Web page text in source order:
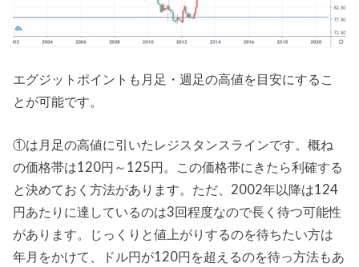
エグジットポイントも月足・週足の高値を目安にするこ
とが可能です。
①は月足の高値に引いたレジスタンスラインです。概ね
の価格帯は120円～125円。この価格帯にきたら利確する
と決めておく方法があります。ただ、2002年以降は124
円あたりに達しているのは3回程度なので長く待つ可能性
があります。じっくりと値上がりするのを待ちたい方は
年月をかけて、ドル円が120円を超えるのを待っ方法もあ